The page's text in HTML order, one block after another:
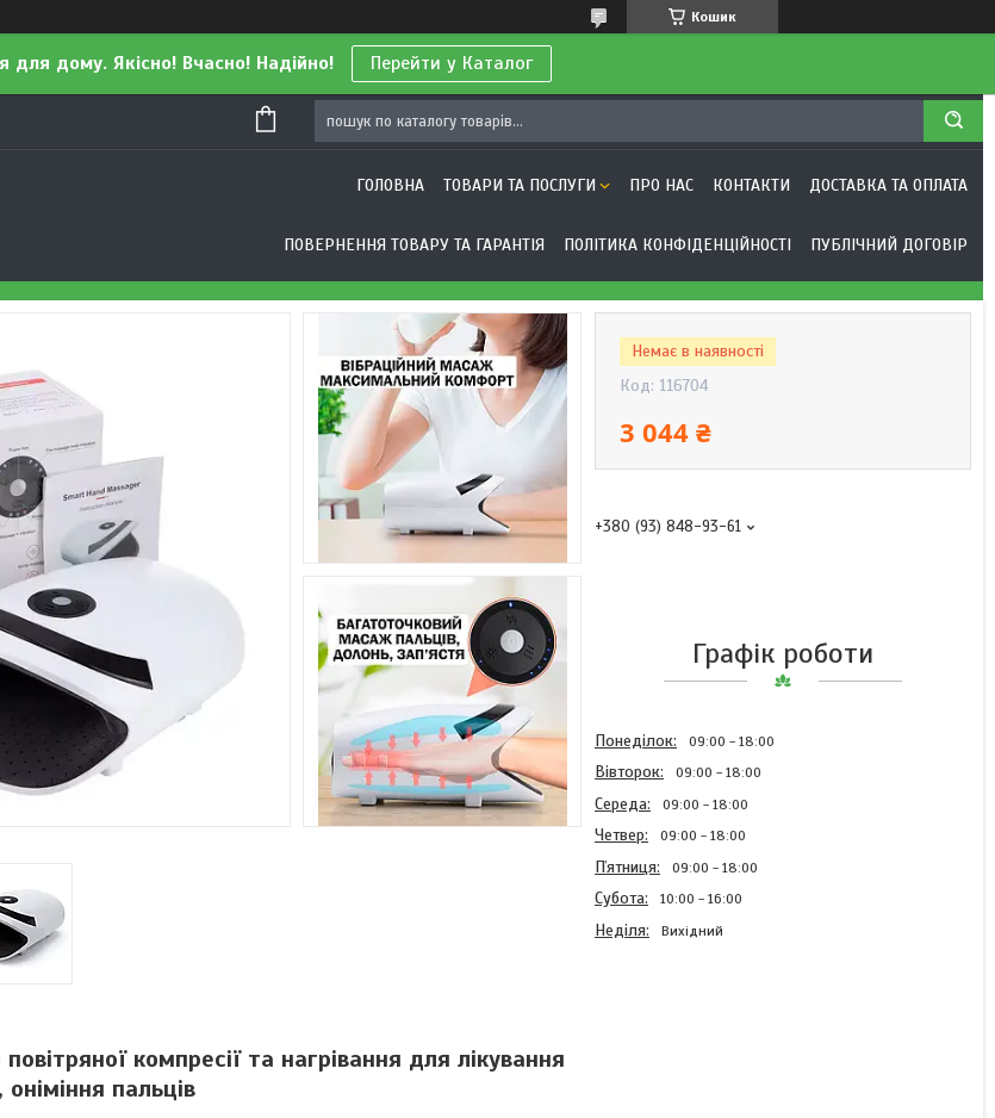
Кошик
для дому. Якісно! Вчасно! Надійно! Перейти у Каталог
ГОЛОВНА ТОВАРИ ТА ПОСЛУГИ ПРО НАС КОНТАКТИ ДОСТАВКА ТА ОПЛАТА
ПОВЕРНЕННЯ ТОВАРУ ТА ГАРАНТІЯ ПОЛІТИКА КОНФІДЕНЦІЙНОСТІ ПУБЛІЧНИЙ ДОГОВІР
компресії та нагрівання для лікування
пальців
Немає в наявності
Код: 116704
3 044 ₴
+380 (93) 848-93-61
Графік роботи
Понеділок 09:00 18:00
Вівторок 09:00 18:00
Середа 09:00 18:00
Четвер 09:00 18:00
Пʼятниця 09:00 18:00
Субота 10:00 16:00
Неділя Вихідний